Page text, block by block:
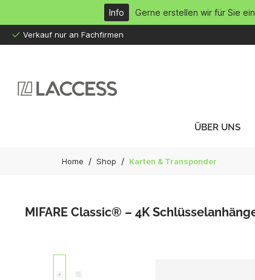
Info Gerne erstellen wir für Sie
Verkauf nur an Fachfirmen
ÜBER UNS
Home / Shop / Karten & Transponder
MIFARE Classic® – 4K